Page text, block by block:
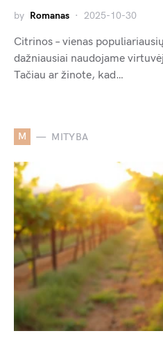
by Romanas 2025-10-30
Citrinos – vienas
dažniausiai naudojame
Tačiau ar žinote, kad…
M MITYBA